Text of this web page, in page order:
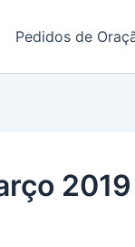
Pedidos de
2019